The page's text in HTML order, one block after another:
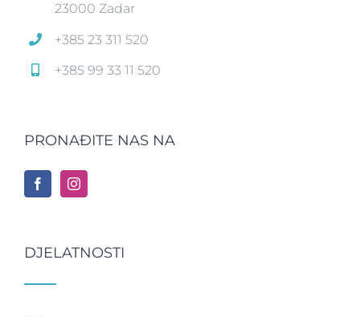
23000 Zadar
+385 23 311 520
+385 99 33 11 520
PRONAĐITE NAS NA
DJELATNOSTI